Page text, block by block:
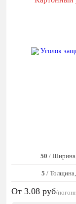
50 /
5 /
От 3.08 руб/